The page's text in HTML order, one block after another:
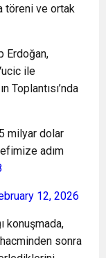
töreni ve ortak
Erdoğan,
ile
Toplantısı’nda
milyar dolar
adım
12, 2026
konuşmada,
sonra